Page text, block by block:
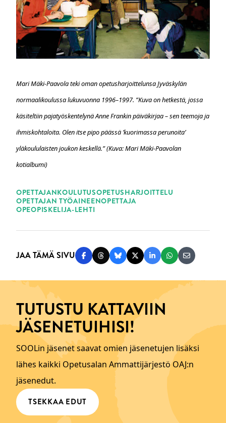
Mari Mäki-Paavola teki oman opetusharjoittelunsa Jyväskylän
normaalikoulussa lukuvuonna 1996–1997. ”Kuva on hetkestä, jossa
käsiteltiin pajatyöskentelynä Anne Frankin päiväkirjaa – sen teemoja ja
ihmiskohtaloita. Olen itse pipo päässä ’kuorimassa perunoita’
yläkoululaisten joukon keskellä.” (Kuva: Mari Mäki-Paavolan
kotialbumi)
OPETTAJANKOULUTUSOPETUSHARJOITTELU
OPETTAJAN TYÖAINEENOPETTAJA
OPEOPISKELIJA-LEHTI
JAA TÄMÄ SIVU Jaa Facebookissa
Jaa Threadsissa
Jaa Blueskyssä
Jaa Twitterissä
Jaa LinkedInissä
Jaa Jaa
TUTUSTU KATTAVIIN
JÄSENETUIHISI!
SOOLin jäsenet saavat omien jäsenetujen lisäksi
lähes kaikki Opetusalan Ammattijärjestö OAJ:n
jäsenedut.
TSEKKAA EDUT